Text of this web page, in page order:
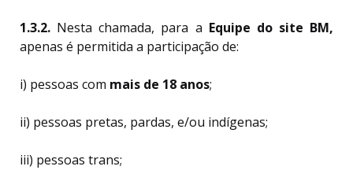
1.3.2. Nesta chamada, para a Equipe do site BM,
apenas é permitida a participação de:
i) pessoas com mais de 18 anos;
ii) pessoas pretas, pardas, e/ou indígenas;
iii) pessoas trans;